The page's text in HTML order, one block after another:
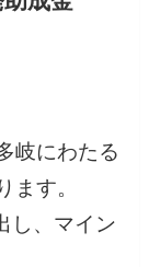
岐にわたる
ます。
し、マイン